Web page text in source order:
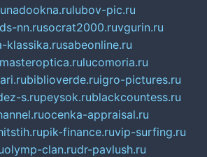
nadookna.rulubov-pic.ru
nn.rusocrat2000.ruvgurin.ru
klassika.rusabeonline.ru
masteroptica.rulucomoria.ru
biblioverde.ruigro-pictures.ru
s.rupeysok.rublackcountess.ru
ocenka-appraisal.ru
pik-finance.ruvip-surfing.ru
olymp-clan.rudr-pavlush.ru